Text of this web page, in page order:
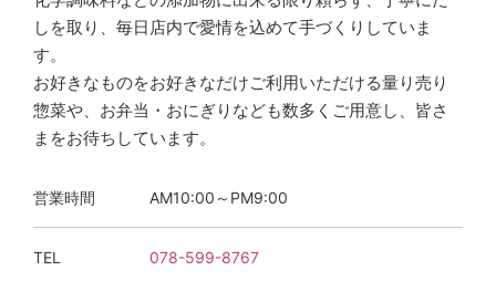
しを取り、毎日店内で愛情を込めて手づくりしていま
す。
お好きなものをお好きなだけご利用いただける量り売り
惣菜や、お弁当・おにぎりなども数多くご用意し、皆さ
まをお待ちしています。
営業時間 AM10:00～PM9:00
TEL 078-599-8767